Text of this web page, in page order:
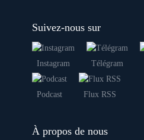
Suivez-nous sur
Instagram Télégram
Podcast Flux RSS
À propos de nous